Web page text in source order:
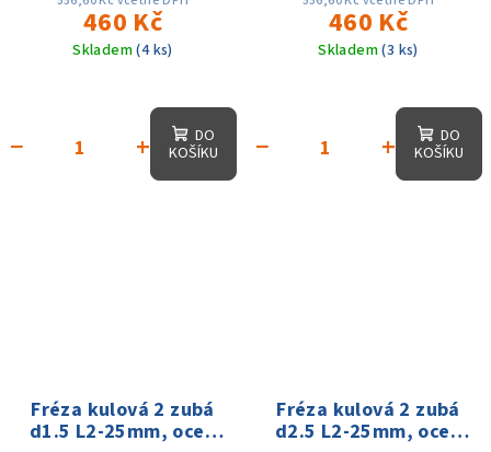
460 Kč
Skladem(4 ks)
+
−
DO
KOŠÍKU
460 Kč
Skladem(3 ks)
+
−
DO
KOŠÍKU
Fréza kulová 2 zubá
d1.5 L2-25mm, oceli
Fréza kulová 2 zubá
d2.5 L2-25mm, oceli